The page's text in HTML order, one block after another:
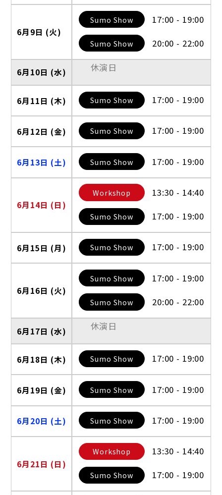
6月9日 (火)
Sumo Show 17:00 - 19:00
Sumo Show 20:00 - 22:00
6月10日 (水) 休演日
6月11日 (木) Sumo Show 17:00 - 19:00
6月12日 (金) Sumo Show 17:00 - 19:00
6月13日 (土) Sumo Show 17:00 - 19:00
6月14日 (日)
Workshop 13:30 - 14:40
Sumo Show 17:00 - 19:00
6月15日 (月) Sumo Show 17:00 - 19:00
6月16日 (火)
Sumo Show 17:00 - 19:00
Sumo Show 20:00 - 22:00
6月17日 (水) 休演日
6月18日 (木) Sumo Show 17:00 - 19:00
6月19日 (金) Sumo Show 17:00 - 19:00
6月20日 (土) Sumo Show 17:00 - 19:00
6月21日 (日)
Workshop 13:30 - 14:40
Sumo Show 17:00 - 19:00